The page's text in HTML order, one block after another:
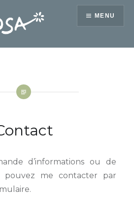
MENU
d’informations ou de
pouvez me contacter par